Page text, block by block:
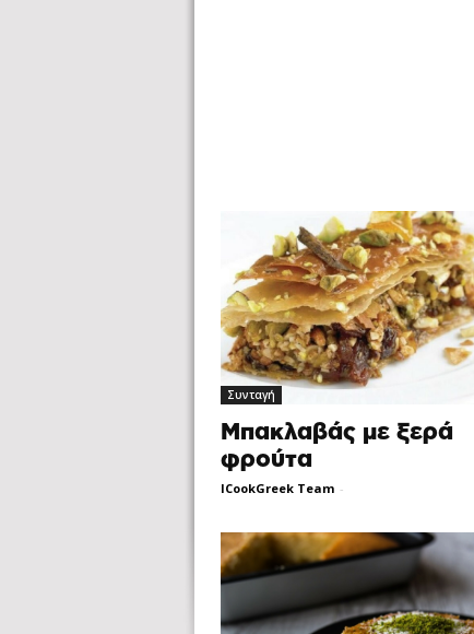
Συνταγή
Μπακλαβάς με ξερά
φρούτα
ICookGreek Team -